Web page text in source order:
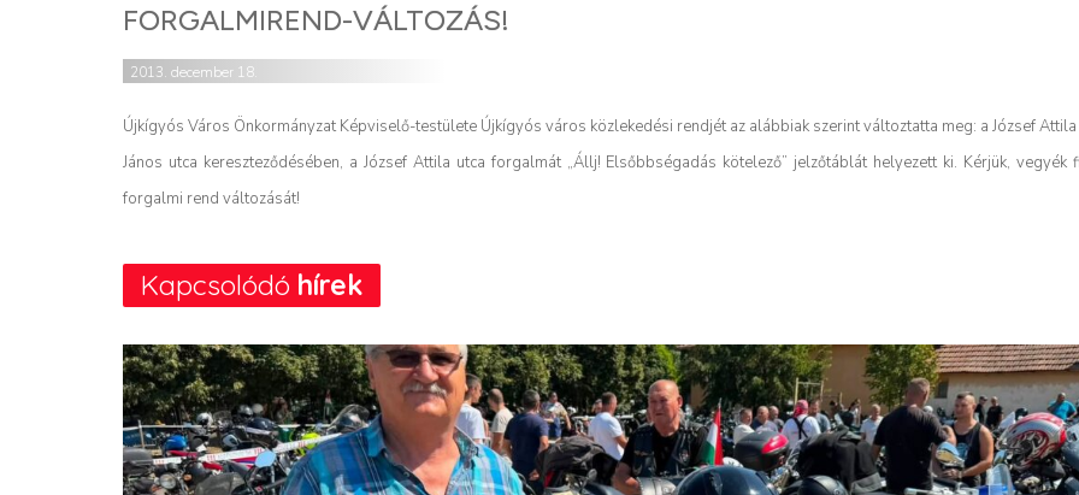
FORGALMIREND-VÁLTOZÁS!
2013. december 18.
Újkígyós Város Önkormányzat Képviselő-testülete Újkígyós város közlekedési rendjét az alábbiak szerint változtatta meg: a József
János utca kereszteződésében, a József Attila utca forgalmát „Állj! Elsőbbségadás kötelező” jelzőtáblát helyezett ki. Kérjük, vegyék
forgalmi rend változását!
Kapcsolódó hírek